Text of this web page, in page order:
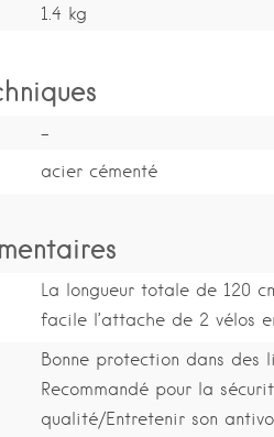
1.4 kg
-
acier cémenté
La longueur totale de 120
facile l’attache de 2 vélos
Bonne protection dans des
Recommandé pour la
qualité/Entretenir son